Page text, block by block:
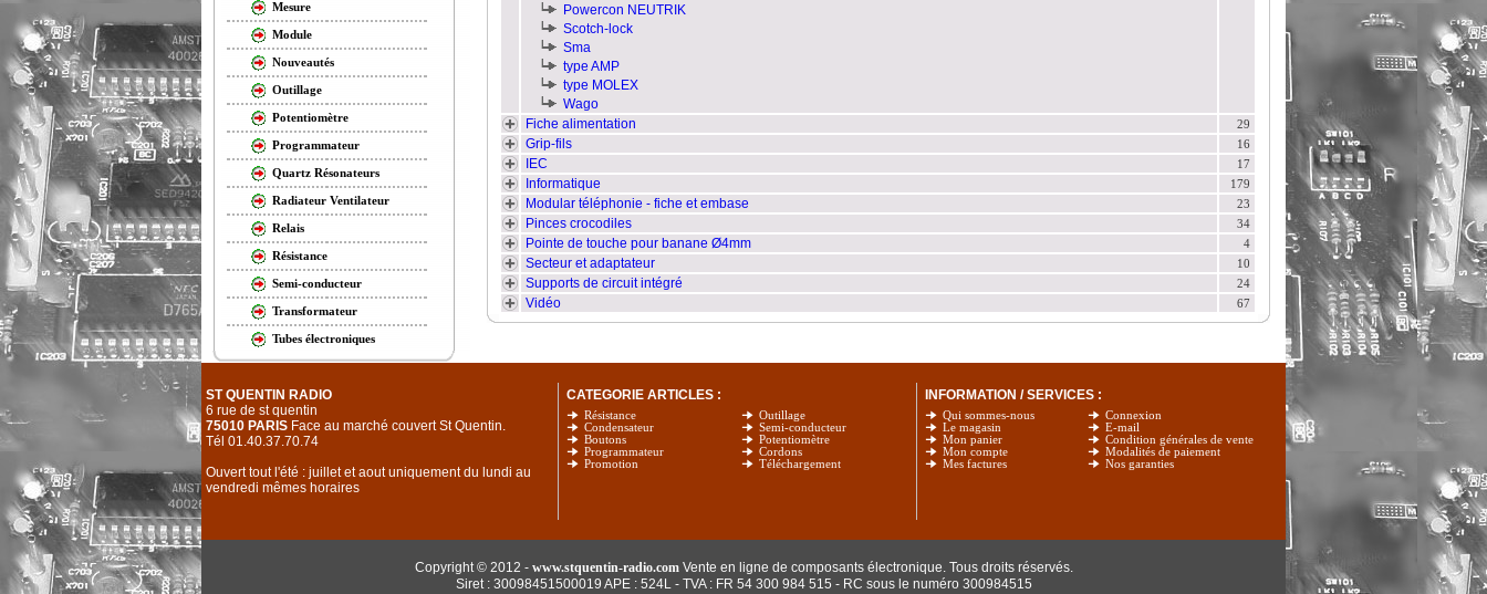
Mesure
Module
Nouveautés
Outillage
Potentiomètre
Programmateur
Quartz Résonateurs
Radiateur Ventilateur
Relais
Résistance
Semi-conducteur
Transformateur
Tubes électroniques
Powercon NEUTRIK
Scotch-lock
Sma
type AMP
type MOLEX
Wago
Fiche alimentation 29
Grip-fils 16
IEC 17
Informatique 179
Modular téléphonie - fiche et embase 23
Pinces crocodiles 34
Pointe de touche pour banane Ø4mm 4
Secteur et adaptateur 10
Supports de circuit intégré 24
Vidéo 67
ST QUENTIN RADIO
6 rue de st quentin
75010 PARIS Face au marché couvert St Quentin.
Tél 01.40.37.70.74
Ouvert tout l'été : juillet et aout uniquement du lundi au
vendredi mêmes horaires
CATEGORIE ARTICLES :
Résistance
Condensateur
Boutons
Programmateur
Promotion
Outillage
Semi-conducteur
Potentiomètre
Cordons
Téléchargement
INFORMATION / SERVICES :
Qui sommes-nous
Le magasin
Mon panier
Mon compte
Mes factures
Connexion
E-mail
Condition générales de vente
Modalités de paiement
Nos garanties
Copyright © 2012 - www.stquentin-radio.comVente en ligne de composants électronique. Tous droits réservés.
Siret : 30098451500019 APE : 524L - TVA : FR 54 300 984 515 - RC sous le numéro 300984515